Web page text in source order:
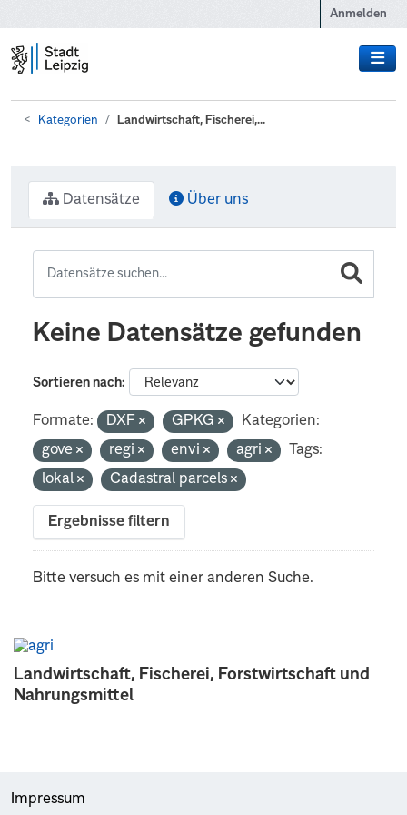
Anmelden
Kategorien Landwirtschaft, Fischerei,...
Landwirtschaft, Fischerei, Forstwirtschaft und
Nahrungsmittel
Datensätze Über uns
Keine Datensätze gefunden
Sortieren nach
Formate: DXF GPKG
Kategorien:
gove
regi envi agri
Tags:
lokal
Cadastral parcels
Ergebnisse filtern
Bitte versuch es mit einer anderen Suche.
Impressum